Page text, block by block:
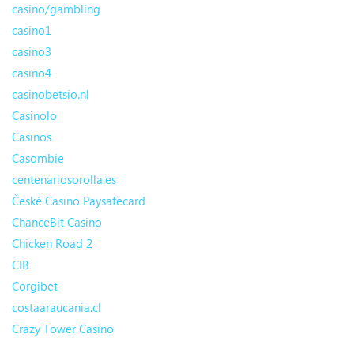
casino/gambling
casino1
casino3
casino4
casinobetsio.nl
Casinolo
Casinos
Casombie
centenariosorolla.es
České Casino Paysafecard
ChanceBit Casino
Chicken Road 2
CIB
Corgibet
costaaraucania.cl
Crazy Tower Сasino